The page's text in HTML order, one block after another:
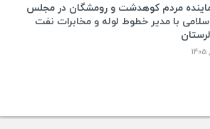
مردم کوهدشت و رومشگان در مجلس
با مدیر خطوط لوله و مخابرات نفت